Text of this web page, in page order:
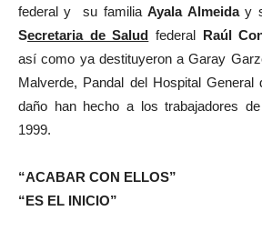
federal y su familiaAyala Almeiday
Secretaria de Salud federal Raúl
así como ya destituyeron a Garay
Malverde, Pandal del Hospital
daño han hecho a los trabajadores
1999.
“ACABAR CON ELLOS”
“ES EL INICIO”